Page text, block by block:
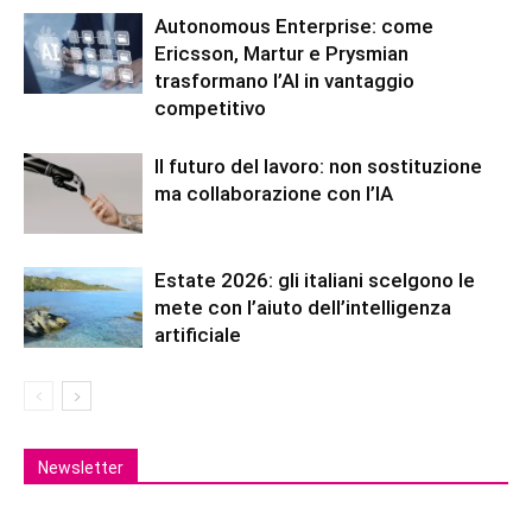
Autonomous Enterprise: come
Ericsson, Martur e Prysmian
trasformano l’AI in vantaggio
competitivo
Il futuro del lavoro: non sostituzione
ma collaborazione con l’IA
Estate 2026: gli italiani scelgono le
mete con l’aiuto dell’intelligenza
artificiale
Newsletter